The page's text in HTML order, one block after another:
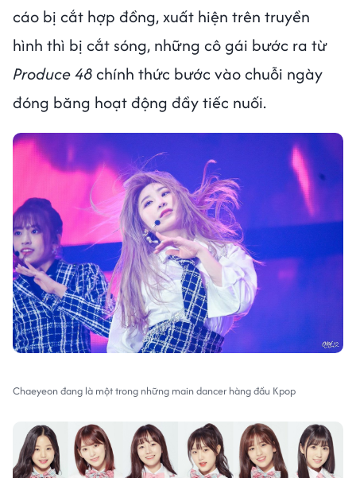
cáo bị cắt hợp đồng, xuất hiện trên truyền
hình thì bị cắt sóng, những cô gái bước ra từ
Produce 48chính thức bước vào chuỗi ngày
đóng băng hoạt động đầy tiếc nuối.
Chaeyeon đang là một trong những main dancer hàng đầu Kpop